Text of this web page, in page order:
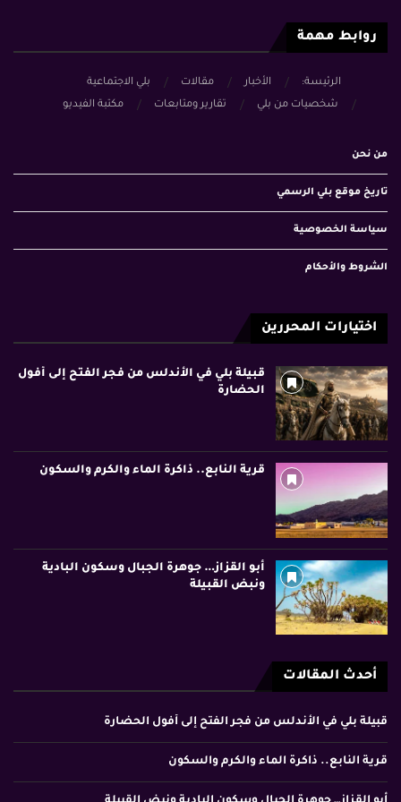
روابط مهمة
الرئيسة: الأخبار مقالات
بلي الاجتماعية
شخصيات من بلي
تقارير ومتابعات مكتبة الفيديو
من نحن
تاريخ موقع بلي الرسمي
سياسة الخصوصية
الشروط والأحكام
اختيارات المحررين
قبيلة بلي في الأندلس من فجر الفتح إلى أفول
الحضارة
قرية النابع.. ذاكرة الماء والكرم والسكون
أبو القزاز… جوهرة الجبال وسكون البادية
ونبض القبيلة
أحدث المقالات
قبيلة بلي في الأندلس من فجر الفتح إلى أفول الحضارة
قرية النابع.. ذاكرة الماء والكرم والسكون